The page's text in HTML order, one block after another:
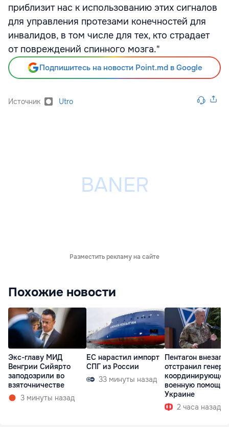
приблизит нас к использованию этих сигналов
для управления протезами конечностей для
инвалидов, в том числе для тех, кто страдает
от повреждений спинного мозга."
Подпишитесь на новости Point.md в Google
Источник Utro
Разместить рекламу на сайте
Похожие новости
Экс-главу МИД
Венгрии Сийярто
заподозрили во
взяточничестве
3 минуты назад
ЕС нарастил импорт
СПГ из России
33 минуты назад
Пентагон
отстранил
военную помощь
Украине
2 часа назад